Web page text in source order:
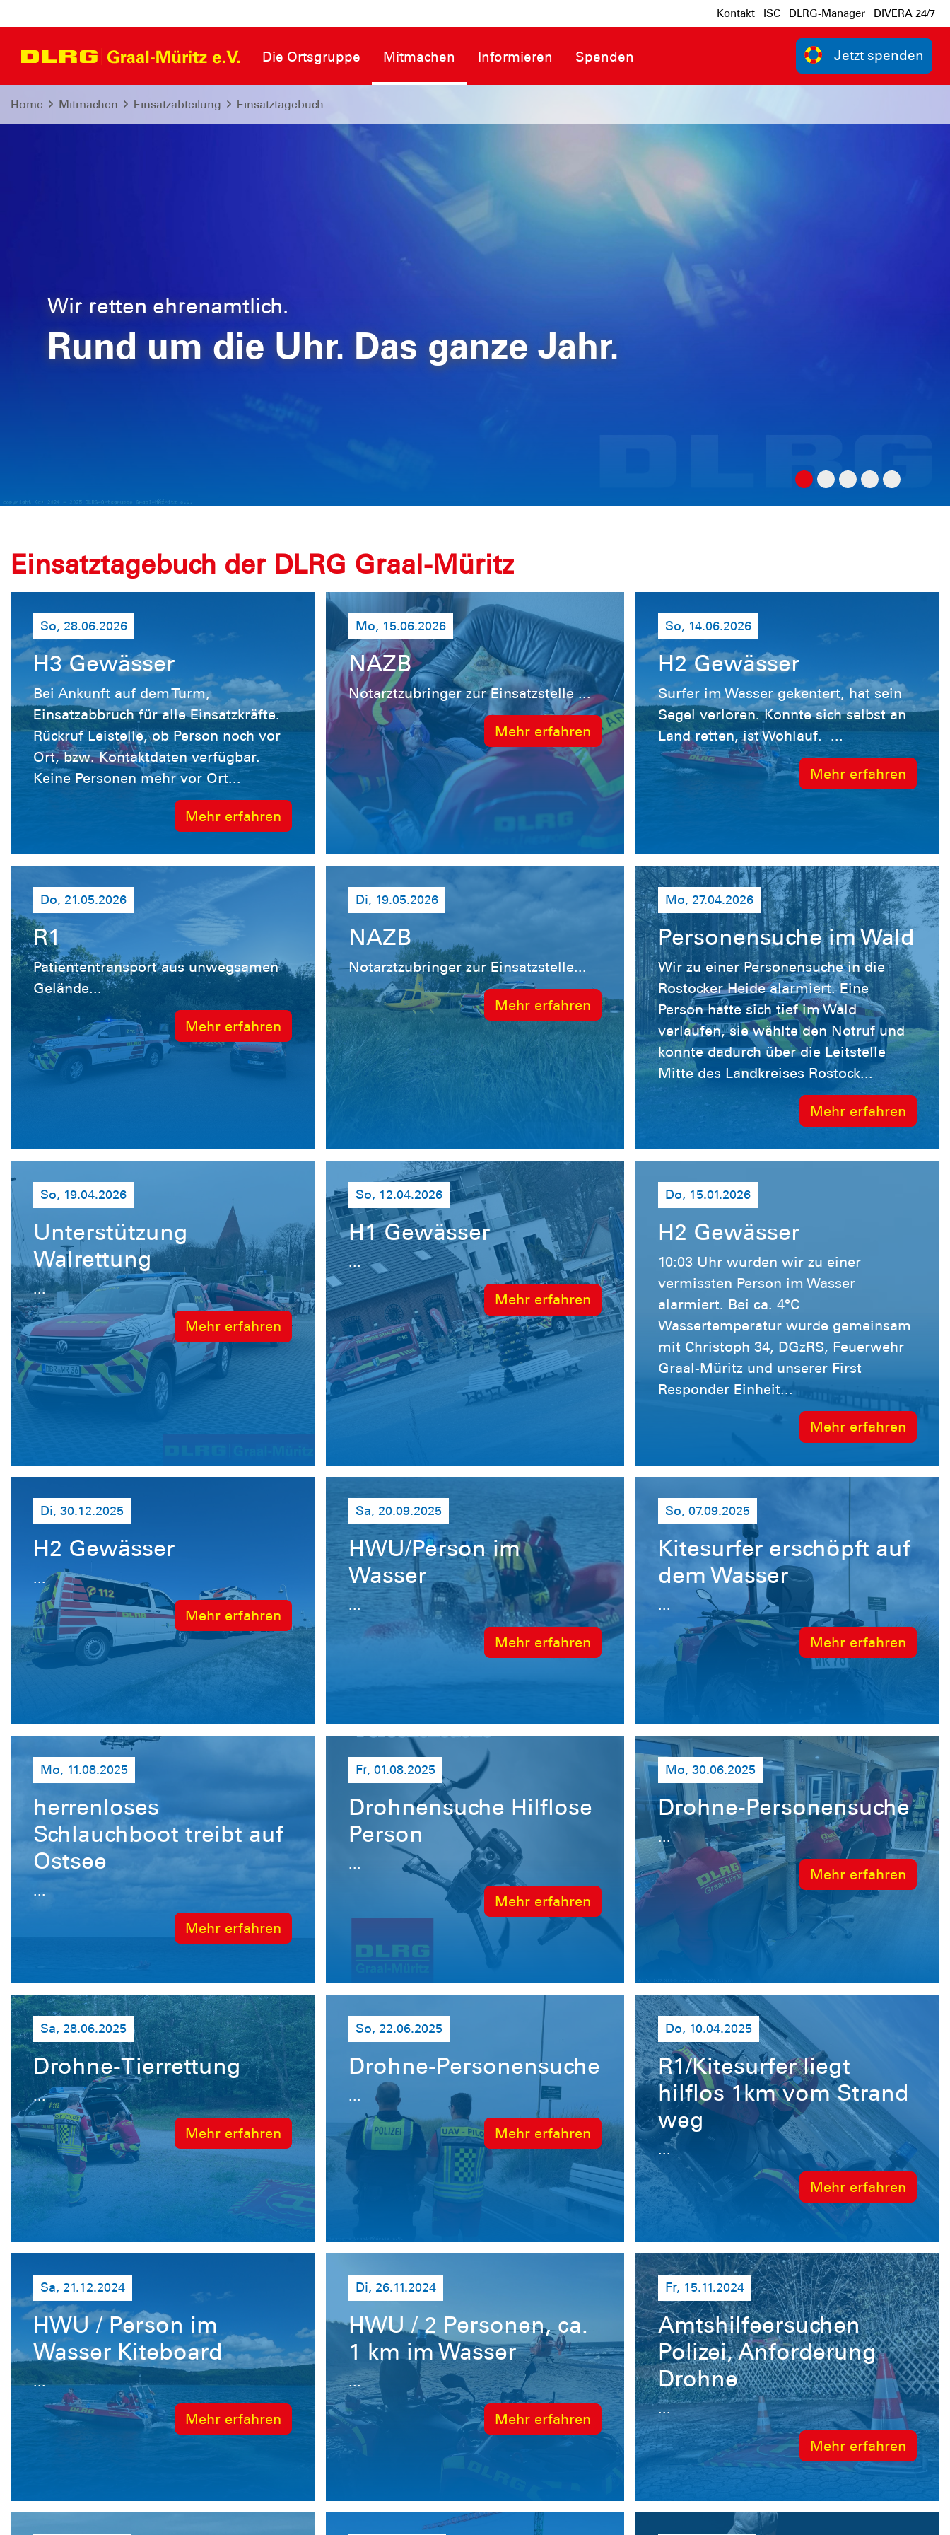
Kontakt ISC DLRG-Manager DIVERA 24/7
Die Ortsgruppe Mitmachen Informieren Spenden Jetzt spenden
Home Mitmachen Einsatzabteilung Einsatztagebuch
Wir retten ehrenamtlich.
Rund um die Uhr. Das ganze Jahr.
Einsatztagebuch der DLRG Graal-Müritz
So, 28.06.2026
H3 Gewässer
Bei Ankunft auf dem Turm,
Einsatzabbruch für alle Einsatzkräfte.
Rückruf Leistelle, ob Person noch vor
Ort, bzw. Kontaktdaten verfügbar.
Keine Personen mehr vor Ort...
Mehr erfahren
Mo, 15.06.2026
NAZB
Notarztzubringer zur Einsatzstelle ...
Mehr erfahren
So, 14.06.2026
H2 Gewässer
Surfer im Wasser gekentert, hat sein
Segel verloren. Konnte sich selbst an
Land retten, ist Wohlauf. ...
Mehr erfahren
Do, 21.05.2026
R1
Patiententransport aus unwegsamen
Gelände...
Mehr erfahren
Di, 19.05.2026
NAZB
Notarztzubringer zur Einsatzstelle...
Mehr erfahren
Mo, 27.04.2026
Personensuche im Wald
Wir zu einer Personensuche in die
Rostocker Heide alarmiert. Eine
Person hatte sich tief im Wald
verlaufen, sie wählte den Notruf und
konnte dadurch über die Leitstelle
Mitte des Landkreises Rostock...
Mehr erfahren
So, 19.04.2026
Unterstützung
Walrettung
...
Mehr erfahren
So, 12.04.2026
H1 Gewässer
...
Mehr erfahren
Do, 15.01.2026
H2 Gewässer
10:03 Uhr wurden wir zu einer
vermissten Person im Wasser
alarmiert. Bei ca. 4°C
Wassertemperatur wurde gemeinsam
mit Christoph 34, DGzRS, Feuerwehr
Graal-Müritz und unserer First
Responder Einheit...
Mehr erfahren
Di, 30.12.2025
H2 Gewässer
...
Mehr erfahren
Sa, 20.09.2025
HWU/Person im
Wasser
...
Mehr erfahren
So, 07.09.2025
Kitesurfer erschöpft auf
dem Wasser
...
Mehr erfahren
Mo, 11.08.2025
herrenloses
Schlauchboot treibt auf
Ostsee
...
Mehr erfahren
Fr, 01.08.2025
Drohnensuche Hilflose
Person
...
Mehr erfahren
Mo, 30.06.2025
Drohne-Personensuche
...
Mehr erfahren
Sa, 28.06.2025
Drohne-Tierrettung
...
Mehr erfahren
So, 22.06.2025
Drohne-Personensuche
...
Mehr erfahren
Do, 10.04.2025
R1/Kitesurfer liegt
hilflos 1km vom Strand
weg
...
Mehr erfahren
Sa, 21.12.2024
HWU / Person im
Wasser Kiteboard
...
Mehr erfahren
Di, 26.11.2024
HWU / 2 Personen, ca.
1 km im Wasser
...
Mehr erfahren
Fr, 15.11.2024
Amtshilfeersuchen
Polizei, Anforderung
Drohne
...
Mehr erfahren